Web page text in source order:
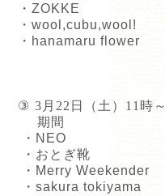
・ ZOKKE
・ wool,cubu,wool!
・ hanamaru flower
③ 3 月 22 日（土） 11 時～
期間
・ NEO
・おとぎ靴
・ Merry Weekender
・ sakura tokiyama